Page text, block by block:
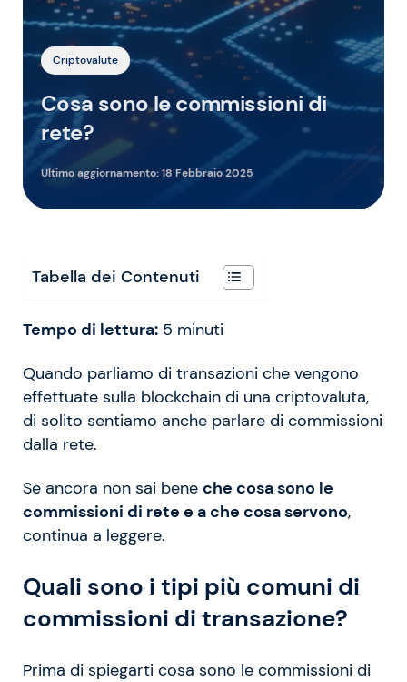
Criptovalute
Cosa sono le commissioni di
rete?
Ultimo aggiornamento:18 Febbraio 2025
Tabella dei Contenuti
Tempo di lettura: 5 minuti
Quando parliamo di transazioni che vengono
effettuate sulla blockchain di una criptovaluta,
di solito sentiamo anche parlare di commissioni
dalla rete.
Se ancora non sai bene che cosa sono le
commissioni di rete e a che cosa servono,
continua a leggere.
Quali sono i tipi più comuni di
commissioni di transazione?
Prima di spiegarti cosa sono le commissioni di